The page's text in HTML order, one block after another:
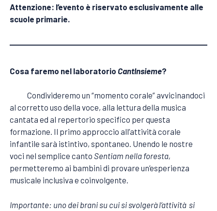
Attenzione: l’evento è riservato esclusivamente alle
scuole primarie.
Cosa faremo nel laboratorio CantInsieme?
Condivideremo un “momento corale” avvicinandoci
al corretto uso della voce, alla lettura della musica
cantata ed al repertorio specifico per questa
formazione. Il primo approccio all’attività corale
infantile sarà istintivo, spontaneo. Unendo le nostre
voci nel semplice canto Sentiam nella foresta,
permetteremo ai bambini di provare un’esperienza
musicale inclusiva e coinvolgente.
Importante: uno dei brani su cui si svolgerà l’attività si